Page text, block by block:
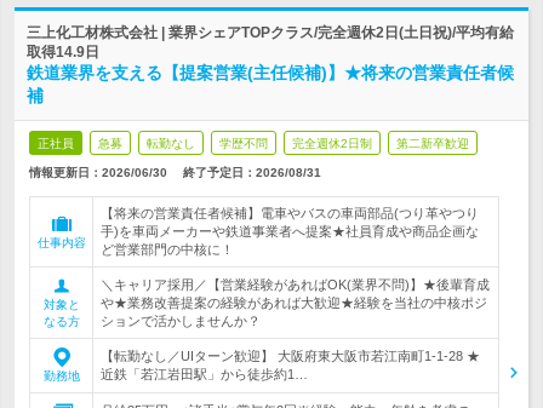
三上化工材株式会社 | 業界シェアTOPクラス/完全週休2日(土日祝)/平均有給
取得14.9日
鉄道業界を支える【提案営業(主任候補)】★将来の営業責任者候
補
正社員 急募 転勤なし 学歴不問 完全週休2日制 第二新卒歓迎
情報更新日：2026/06/30 終了予定日： 2026/08/31
仕事内容
【将来の営業責任者候補】電車やバスの車両部品(つり革やつり
手)を車両メーカーや鉄道事業者へ提案★社員育成や商品企画な
ど営業部門の中核に！
対象と
なる方
＼キャリア採用／【営業経験があればOK(業界不問)】★後輩育成
や★業務改善提案の経験があれば大歓迎★経験を当社の中核ポジ
ションで活かしませんか？
勤務地
【転勤なし／UIターン歓迎】 大阪府東大阪市若江南町1-1-28 ★
近鉄「若江岩田駅」から徒歩約1…